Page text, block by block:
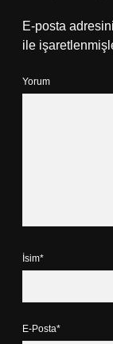
E-posta
ile
Yorum
İsim*
E-Posta*